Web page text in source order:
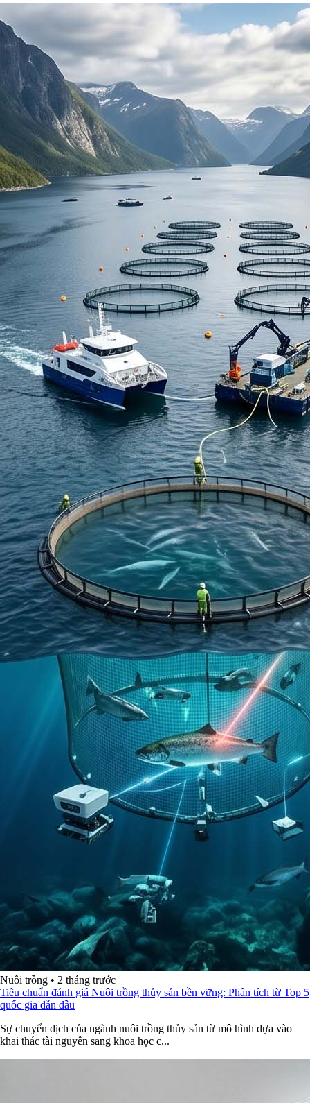
Nuôi trồng • 2 tháng trước
Tiêu chuẩn đánh giá Nuôi trồng thủy sản bền vững: Phân tích từ Top 5
quốc gia dẫn đầu
Sự chuyển dịch của ngành nuôi trồng thủy sản từ mô hình dựa vào
khai thác tài nguyên sang khoa học c...